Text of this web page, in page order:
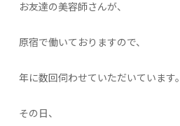
お友達の美容師さんが、
原宿で働いておりますので、
年に数回伺わせていただいています。
その日、